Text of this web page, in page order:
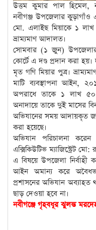
উত্তম কুমার পাল হিমেল,
নবীগঞ্জ উপজেলার কুড়াগাঁও
মো. এলাইছ মিয়াকে ১ লাখ
ভ্রাম্যমাণ আদালত।
সোমবার (১ জুন)
কোর্টে এ দণ্ড প্রদান করা হয়।
মৃত গণি মিয়ার পুত্র।
মাটি ব্যবস্থাপনা আইন,
অপরাধে তাকে ১ লাখ ৫০
অনাদায়ে তাকে দুই মাসের
অভিযানের সময় আদায়কৃত
করা হয়েছে।
অভিযান পরিচালনা করেন
এক্সিকিউটিভ ম্যাজিস্ট্রেট
এ বিষয়ে উপজেলা
আইন অমান্য করে
প্রশাসনের অভিযান অব্যাহত
ছাড় দেওয়া হবে না।
নবীগঞ্জে গৃহবধূর ঝুলন্ত